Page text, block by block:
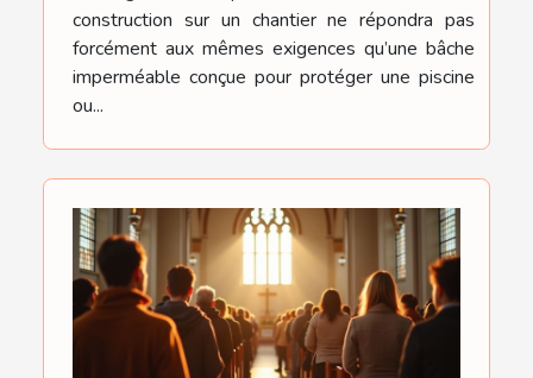
construction sur un chantier ne répondra pas
forcément aux mêmes exigences qu’une bâche
imperméable conçue pour protéger une piscine
ou...